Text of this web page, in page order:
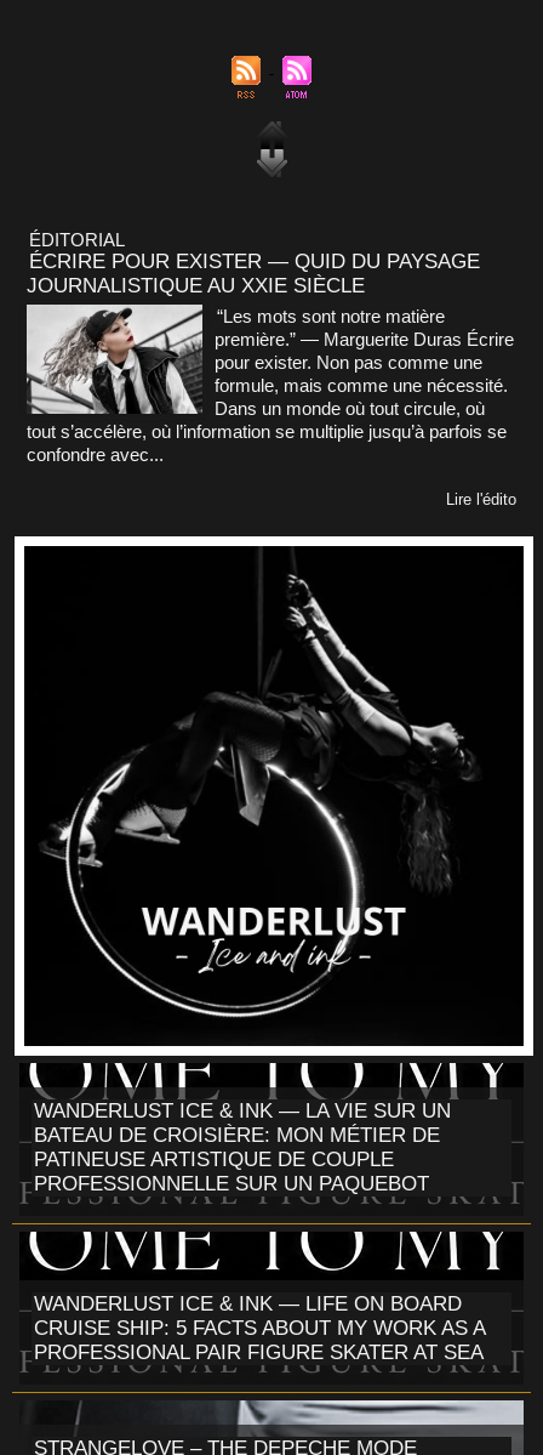
ÉDITORIAL
ÉCRIRE POUR EXISTER — QUID DU PAYSAGE
JOURNALISTIQUE AU XXIE SIÈCLE
“Les mots sont notre matière
première.” — Marguerite Duras Écrire
pour exister. Non pas comme une
formule, mais comme une nécessité.
Dans un monde où tout circule, où
tout s’accélère, où l’information se multiplie jusqu’à parfois se
confondre avec...
Lire l'édito
WANDERLUST ICE & INK — LA VIE SUR UN
BATEAU DE CROISIÈRE: MON MÉTIER DE
PATINEUSE ARTISTIQUE DE COUPLE
PROFESSIONNELLE SUR UN PAQUEBOT
WANDERLUST ICE & INK — LIFE ON BOARD
CRUISE SHIP: 5 FACTS ABOUT MY WORK AS A
PROFESSIONAL PAIR FIGURE SKATER AT SEA
STRANGELOVE – THE DEPECHE MODE